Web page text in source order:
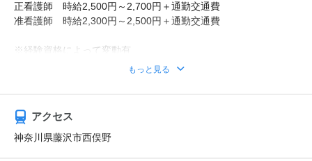
正看護師 時給2,500円～2,700円＋通勤交通費
准看護師 時給2,300円～2,500円＋通勤交通費
※経験資格によって変動有
月収例：時給2700円、1日8h、22日勤務=47万5200円
もっと見る
アクセス
神奈川県藤沢市西俣野